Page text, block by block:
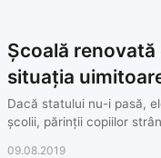
Școală
situația
Dacă statului nu-i pasă,
școlii, părinții copiilor
09.08.2019